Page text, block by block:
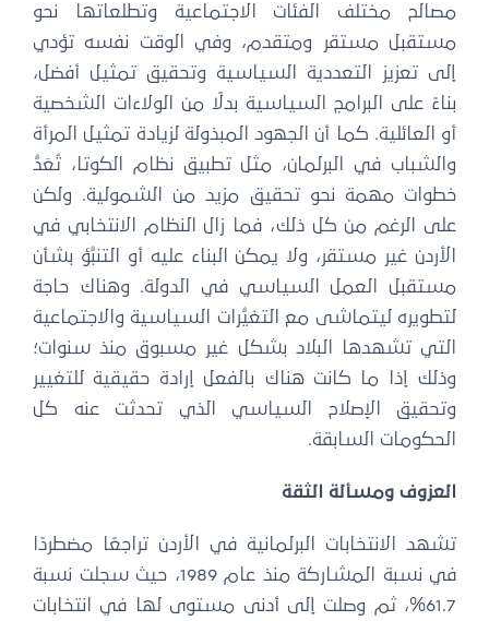
مصالح مختلف الفئات الاجتماعية وتطلعاتها نحو
مستقبل مستقر ومتقدم، وفي الوقت نفسه تؤدي
إلى تعزيز التعددية السياسية وتحقيق تمثيل أفضل،
بناءً على البرامج السياسية بدلًا من الولاءات الشخصية
أو العائلية. كما أن الجهود المبذولة لزيادة تمثيل المرأة
والشباب في البرلمان، مثل تطبيق نظام الكوتا، تُعَدُّ
خطوات مهمة نحو تحقيق مزيد من الشمولية. ولكن
على الرغم من كل ذلك، فما زال النظام الانتخابي في
الأردن غير مستقر، ولا يمكن البناء عليه أو التنبُّؤ بشأن
مستقبل العمل السياسي في الدولة. وهناك حاجة
لتطويره ليتماشى مع التغيُّرات السياسية والاجتماعية
التي تشهدها البلاد بشكل غير مسبوق منذ سنوات؛
وذلك إذا ما كانت هناك بالفعل إرادة حقيقية للتغيير
وتحقيق الإصلاح السياسي الذي تحدثت عنه كل
الحكومات السابقة.
العزوف ومسألة الثقة
تشهد الانتخابات البرلمانية في الأردن تراجعًا مضطردًا
في نسبة المشاركة منذ عام 1989، حيث سجلت نسبة
61.7%، ثم وصلت إلى أدنى مستوى لها في انتخابات